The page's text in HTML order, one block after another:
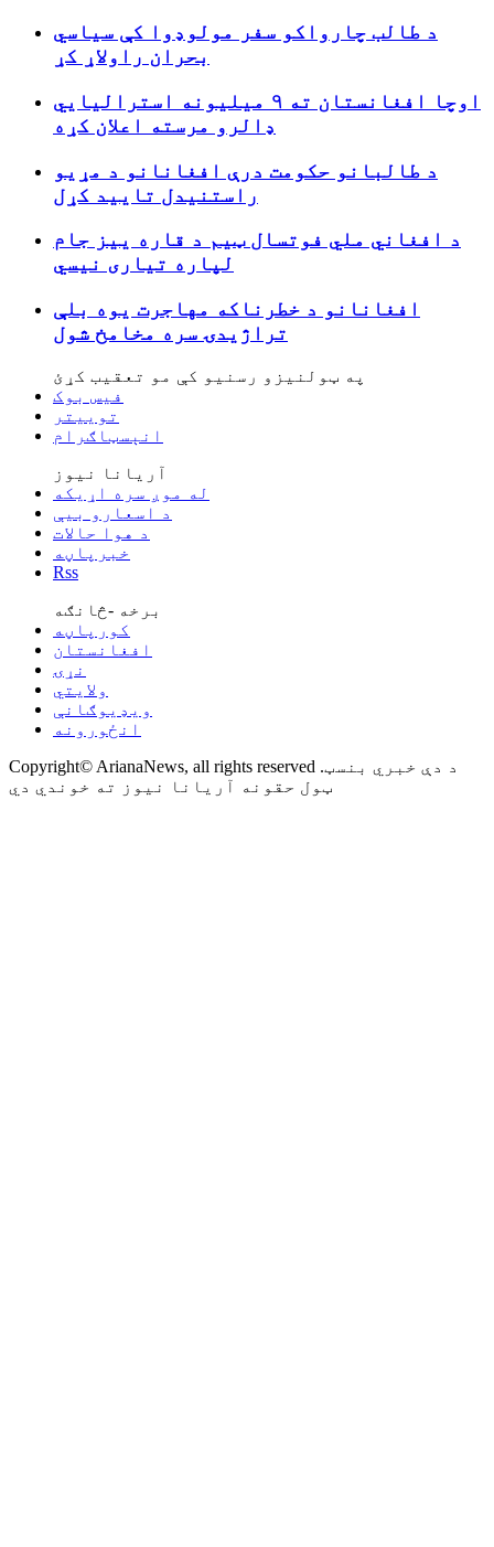
د طالب چارواکو سفر مولوډوا کې سیاسي
بحران راولاړ کړ
اوچا افغانستان ته ۹ میلیونه استرالیایي
ډالرو مرسته اعلان کړه
د طالبانو حکومت درې افغانانو د مړیو
راستنیدل تایید کړل
د افغاني ملي فوتسال ټیم د قاره ييز جام
لپاره تیاری نیسي
افغانانو د خطرناکه مهاجرت یوه بلې
تراژیدۍ سره مخامخ شول
په ټولنیزو رسنیو کې مو تعقیب کړئ
فیس بوک
توییتر
انېسټاګرام
آریانا نیوز
له موږ سره اړیکه
د اسعارو بیې
د هوا حالات
خبرپاڼه
Rss
برخه -څانګه
کورپاڼه
افغانستان
نړۍ
ولایتي
ویډیوګانې
انځورونه
Copyright© ArianaNews, all rights reserved .د دې خبري بنسټ
ټول حقونه آریانا نیوز ته خوندي دي